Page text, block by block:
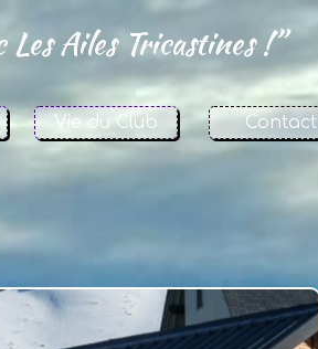
Ailes Tricastines !”
Contact
Vie du Club